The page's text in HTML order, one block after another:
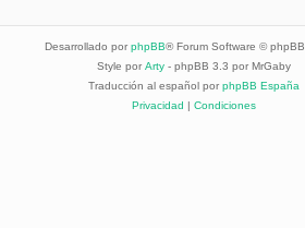
Desarrollado por phpBB® Forum Software ©
Style por Arty - phpBB 3.3 por MrGaby
Traducción al español por phpBB España
Privacidad | Condiciones